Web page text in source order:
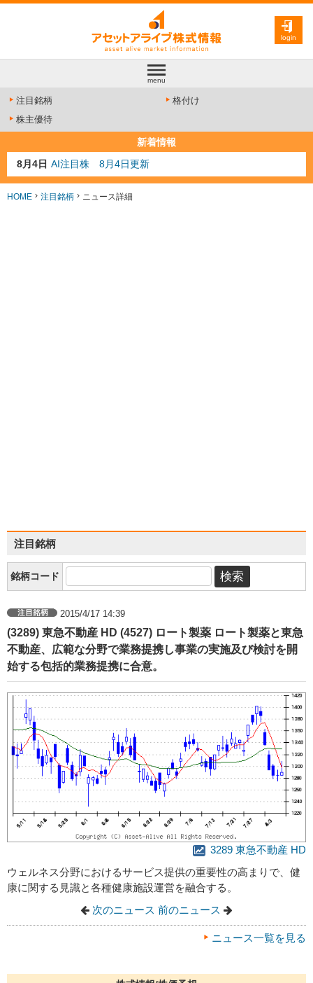
login
menu
注目銘柄
格付け
株主優待
新着情報
8月4日 AI注目株 8月4日更新
8月3日 人気業種注目株 8月3日更新
8月2日 金融注目株 8月2日更新
HOME 注目銘柄 ニュース詳細
注目銘柄
銘柄コード
2015/4/17 14:39
(3289) 東急不動産 HD (4527) ロート製薬 ロート製薬と東急
不動産、広範な分野で業務提携し事業の実施及び検討を開
始する包括的業務提携に合意。
3289 東急不動産 HD
ウェルネス分野におけるサービス提供の重要性の高まりで、健
康に関する見識と各種健康施設運営を融合する。
次のニュース 前のニュース
ニュース一覧を見る